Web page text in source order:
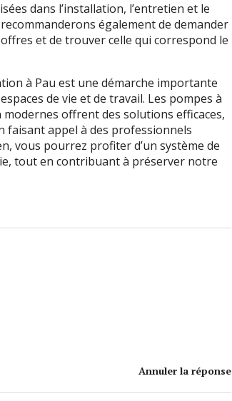
dans l’installation, l’entretien et le
également de demander
et de trouver celle qui correspond le
à Pau est une démarche importante
de vie et de travail. Les pompes à
offrent des solutions efficaces,
faisant appel à des professionnels
vous pourrez profiter d’un système de
tout en contribuant à préserver notre
Annuler la réponse